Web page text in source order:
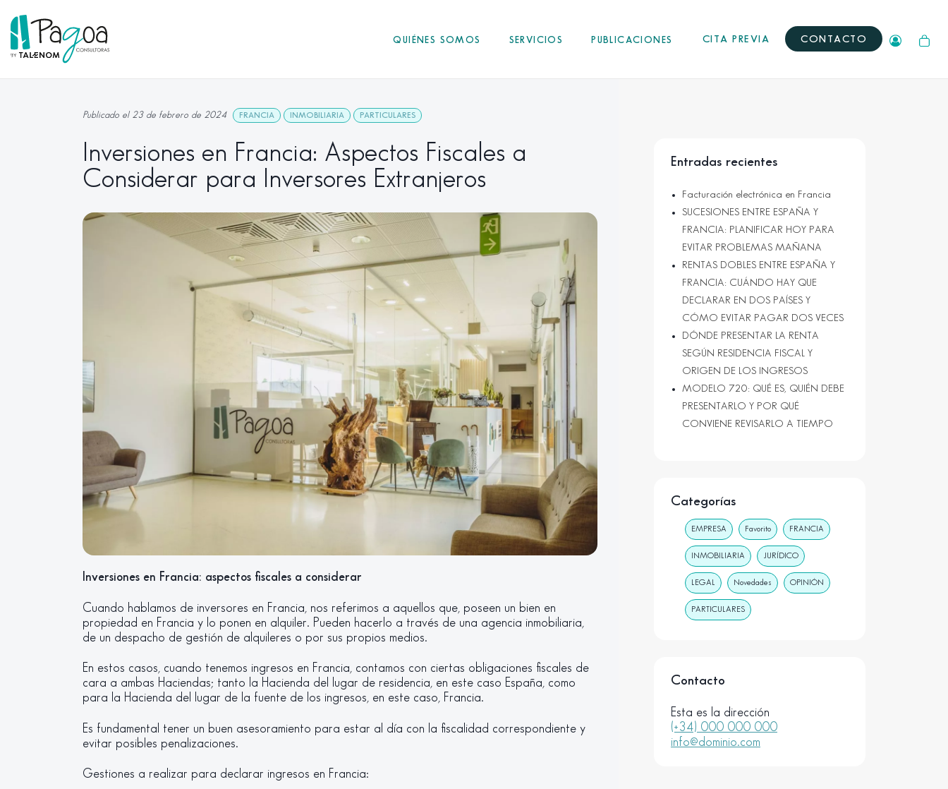
QUIÉNES SOMOS SERVICIOS PUBLICACIONES CITA PREVIA CONTACTO
Publicado el 23 de febrero de 2024 FRANCIA INMOBILIARIA PARTICULARES
Inversiones en Francia: Aspectos Fiscales a
Considerar para Inversores Extranjeros
Inversiones en Francia: aspectos fiscales a considerar
Cuando hablamos de inversores en Francia, nos referimos a aquellos que, poseen un bien en
propiedad en Francia y lo ponen en alquiler. Pueden hacerlo a través de una agencia inmobiliaria,
de un despacho de gestión de alquileres o por sus propios medios.
En estos casos, cuando tenemos ingresos en Francia, contamos con ciertas obligaciones fiscales de
cara a ambas Haciendas; tanto la Hacienda del lugar de residencia, en este caso España, como
para la Hacienda del lugar de la fuente de los ingresos, en este caso, Francia.
Es fundamental tener un buen asesoramiento para estar al día con la fiscalidad correspondiente y
evitar posibles penalizaciones.
Gestiones a realizar para declarar ingresos en Francia:
Entradas recientes
Facturación electrónica en Francia
SUCESIONES ENTRE ESPAÑA Y
FRANCIA: PLANIFICAR HOY PARA
EVITAR PROBLEMAS MAÑANA
RENTAS DOBLES ENTRE ESPAÑA Y
FRANCIA: CUÁNDO HAY QUE
DECLARAR EN DOS PAÍSES Y
CÓMO EVITAR PAGAR DOS VECES
DÓNDE PRESENTAR LA RENTA
SEGÚN RESIDENCIA FISCAL Y
ORIGEN DE LOS INGRESOS
MODELO 720: QUÉ ES, QUIÉN DEBE
PRESENTARLO Y POR QUÉ
CONVIENE REVISARLO A TIEMPO
Categorías
EMPRESA Favorito FRANCIA
INMOBILIARIA JURÍDICO
LEGAL Novedades OPINIÓN
PARTICULARES
Contacto
Esta es la dirección
(+34) 000 000 000
info@dominio.com